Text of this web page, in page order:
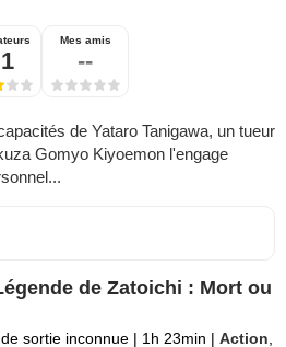
Mes amis
--
de Yataro Tanigawa, un tueur
Gomyo Kiyoemon l'engage
de Zatoichi : Mort ou
sortie inconnue | 1h 23min | Action